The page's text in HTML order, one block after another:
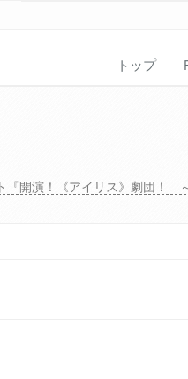
トップ
『開演！《アイリス》劇団！